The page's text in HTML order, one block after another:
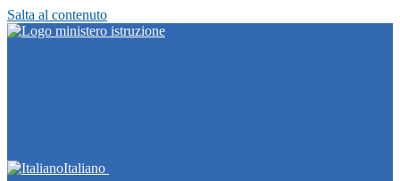
Salta al contenuto
Italiano